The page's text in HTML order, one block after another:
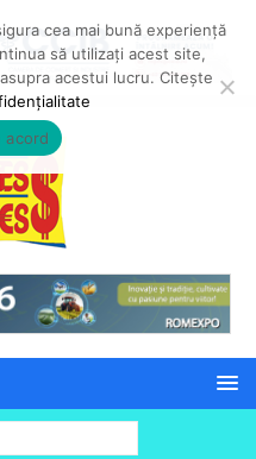
cea mai bună experiență
să utilizați acest site,
acestui lucru. Citește
acord